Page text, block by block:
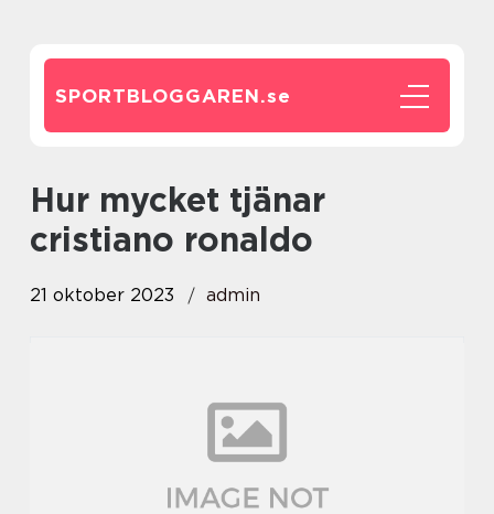
SPORTBLOGGAREN.se
hur mycket tjänar
cristiano ronaldo
21 oktober 2023 admin